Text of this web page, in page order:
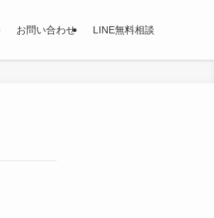
お問い合わせ LINE無料相談